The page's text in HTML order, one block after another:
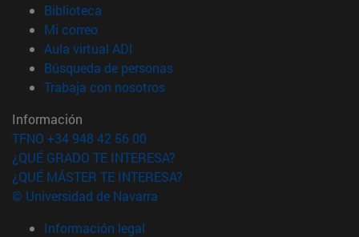
Biblioteca
Mi correo(abre en nueva ventana)
Aula virtual ADI
Búsqueda de personas(abre en nueva ventana)
Trabaja con nosotros(abre en nueva ventana)
Información
TFNO +34 948 42 56 00
¿QUÉ GRADO TE INTERESA?
¿QUÉ MÁSTER TE INTERESA?
© Universidad de Navarra
Información legal